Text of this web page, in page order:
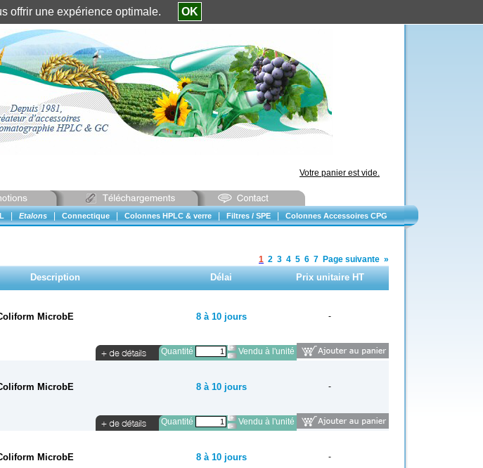
Identification client ||Mon compte
Votre panier est vide.
Etalons Connectique Colonnes HPLC & verre Filtres / SPE Colonnes Accessoires CPG
1 2 3 4 5 6 7 Page suivante »
Description Délai Prix unitaire HT
MicrobE 8 à 10 jours -
Quantité Vendu à l'unité
MicrobE 8 à 10 jours -
Quantité Vendu à l'unité
MicrobE 8 à 10 jours -
offrir une expérience optimale. OK